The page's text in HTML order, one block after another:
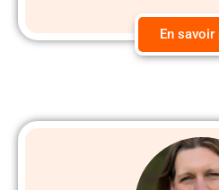
En savoir